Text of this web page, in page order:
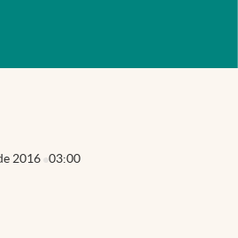
2016 03:00